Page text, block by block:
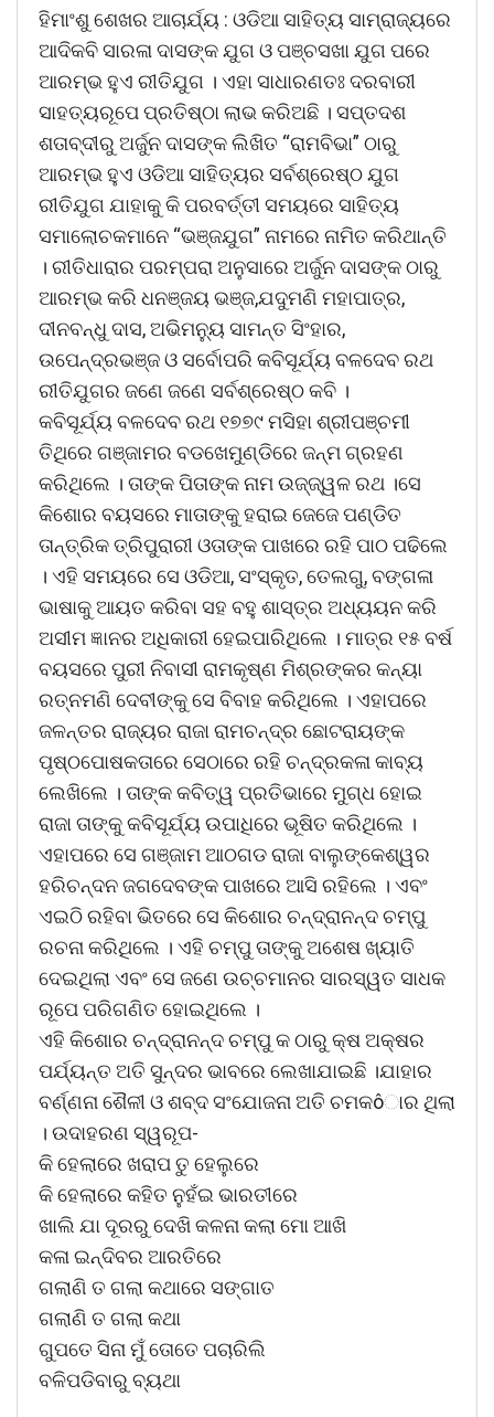
ହିମାଂଶୁ ଶେଖର ଆଚାର୍ଯ୍ୟ : ଓଡିଆ ସାହିତ୍ୟ ସାମ୍ରାଜ୍ୟରେ
ଆଦିକବି ସାରଳା ଦାସଙ୍କ ଯୁଗ ଓ ପଞ୍ଚସଖା ଯୁଗ ପରେ
ଆରମ୍ଭ ହୁଏ ରୀତିଯୁଗ । ଏହା ସାଧାରଣତଃ ଦରବାରୀ
ସାହତ୍ୟରୂପେ ପ୍ରତିଷ୍ଠା ଲାଭ କରିଅଛି । ସପ୍ତଦଶ
ଶତାବ୍ଦୀରୁ ଅର୍ଜୁନ ଦାସଙ୍କ ଲିଖିତ “ରାମବିଭା” ଠାରୁ
ଆରମ୍ଭ ହୁଏ ଓଡିଆ ସାହିତ୍ୟର ସର୍ବଶ୍ରେଷ୍ଠ ଯୁଗ
ରୀତିଯୁଗ ଯାହାକୁ କି ପରବର୍ତ୍ତୀ ସମୟରେ ସାହିତ୍ୟ
ସମାଲୋଚକମାନେ “ଭଞ୍ଜଯୁଗ” ନାମରେ ନାମିତ କରିଥାନ୍ତି
। ରୀତିଧାରାର ପରମ୍ପରା ଅନୁସାରେ ଅର୍ଜୁନ ଦାସଙ୍କ ଠାରୁ
ଆରମ୍ଭ କରି ଧନଞ୍ଜୟ ଭଞ୍ଜ,ଯଦୁମଣି ମହାପାତ୍ର,
ଦୀନବନ୍ଧୁ ଦାସ, ଅଭିମନୁ୍ୟ ସାମନ୍ତ ସିଂହାର,
ଉପେନ୍ଦ୍ରଭଞ୍ଜ ଓ ସର୍ବୋପରି କବିସୂର୍ଯ୍ୟ ବଳଦେବ ରଥ
ରୀତିଯୁଗର ଜଣେ ଜଣେ ସର୍ବଶ୍ରେଷ୍ଠ କବି ।
କବିସୂର୍ଯ୍ୟ ବଳଦେବ ରଥ ୧୭୭୯ ମସିହା ଶ୍ରୀପଞ୍ଚମୀ
ତିଥିରେ ଗଞ୍ଜାମର ବଡଖେମୁଣ୍ଡିରେ ଜନ୍ମ ଗ୍ରହଣ
କରିଥିଲେ । ତାଙ୍କ ପିତାଙ୍କ ନାମ ଉଜ୍ଜ୍ୱଳ ରଥ ।ସେ
କିଶୋର ବୟସରେ ମାତାଙ୍କୁ ହରାଇ ଜେଜେ ପଣ୍ଡିତ
ତାନ୍ତ୍ରିକ ତ୍ରିପୁରାରୀ ଓତାଙ୍କ ପାଖରେ ରହି ପାଠ ପଢିଲେ
। ଏହି ସମୟରେ ସେ ଓଡିଆ, ସଂସ୍କୃତ, ତେଲଗୁ, ବଙ୍ଗଳା
ଭାଷାକୁ ଆୟତ କରିବା ସହ ବହୁ ଶାସ୍ତ୍ର ଅଧ୍ୟୟନ କରି
ଅସୀମ ଜ୍ଞାନର ଅଧିକାରୀ ହେଇପାରିଥିଲେ । ମାତ୍ର ୧୫ ବର୍ଷ
ବୟସରେ ପୁରୀ ନିବାସୀ ରାମକୃଷ୍ଣ ମିଶ୍ରଙ୍କର କନ୍ୟା
ରତ୍ନମଣି ଦେବୀଙ୍କୁ ସେ ବିବାହ କରିଥିଲେ । ଏହାପରେ
ଜଳନ୍ତର ରାଜ୍ୟର ରାଜା ରାମଚନ୍ଦ୍ର ଛୋଟରାୟଙ୍କ
ପୃଷ୍ଠପୋଷକତାରେ ସେଠାରେ ରହି ଚନ୍ଦ୍ରକଳା କାବ୍ୟ
ଲେଖିଲେ । ତାଙ୍କ କବିତ୍ୱ ପ୍ରତିଭାରେ ମୁଗ୍ଧ ହୋଇ
ରାଜା ତାଙ୍କୁ କବିସୂର୍ଯ୍ୟ ଉପାଧିରେ ଭୂଷିତ କରିଥିଲେ ।
ଏହାପରେ ସେ ଗଞ୍ଜାମ ଆଠଗଡ ରାଜା ବାଲୁଙ୍କେଶ୍ୱର
ହରିଚନ୍ଦନ ଜଗଦେବଙ୍କ ପାଖରେ ଆସି ରହିଲେ । ଏବଂ
ଏଇଠି ରହିବା ଭିତରେ ସେ କିଶୋର ଚନ୍ଦ୍ରାନନ୍ଦ ଚମ୍ପୁ
ରଚନା କରିଥିଲେ । ଏହି ଚମ୍ପୁ ତାଙ୍କୁ ଅଶେଷ ଖ୍ୟାତି
ଦେଇଥିଲା ଏବଂ ସେ ଜଣେ ଉଚ୍ଚମାନର ସାରସ୍ୱତ ସାଧକ
ରୂପେ ପରିଗଣିତ ହୋଇଥିଲେ ।
ଏହି କିଶୋର ଚନ୍ଦ୍ରାନନ୍ଦ ଚମ୍ପୁ କ ଠାରୁ କ୍ଷ ଅକ୍ଷର
ପର୍ଯ୍ୟନ୍ତ ଅତି ସୁନ୍ଦର ଭାବରେ ଲେଖାଯାଇଛି ।ଯାହାର
ବର୍ଣ୍ଣନା ଶୈଳୀ ଓ ଶବ୍ଦ ସଂଯୋଜନା ଅତି ଚମକôାର ଥିଲା
। ଉଦାହରଣ ସ୍ୱରୂପ-
କି ହେଲାରେ ଖରାପ ତୁ ହେଲୁରେ
କି ହେଲାରେ କହିତ ନୁହଁଇ ଭାରତୀରେ
ଖାଲି ଯା ଦୂରରୁ ଦେଖି କଳନା କଲା ମୋ ଆଖି
କଳା ଇନ୍ଦିବର ଆରତିରେ
ଗଲାଣି ତ ଗଲା କଥାରେ ସଙ୍ଗାତ
ଗଲାଣି ତ ଗଲା କଥା
ଗୁପତେ ସିନା ମୁଁ ତୋତେ ପଚାରିଲି
ବଳିପଡିବାରୁ ବ୍ୟଥା